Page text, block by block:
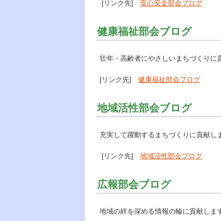
[リンク先] 安心安全部会ブログ
健康福祉部会ブログ
壮年・高齢者にやさしいまちづくりに
[リンク先] 健康福祉部会ブログ
地域活性部会ブログ
充実して躍動するまちづくりに貢献し
[リンク先] 地域活性部会ブログ
広報部会ブログ
地域の絆を深める情報の輪に貢献しま